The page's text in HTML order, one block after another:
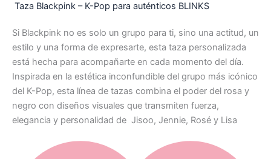
Taza Blackpink – K-Pop para auténticos BLINKS
Si Blackpink no es solo un grupo para ti, sino una actitud, un
estilo y una forma de expresarte, esta taza personalizada
está hecha para acompañarte en cada momento del día.
Inspirada en la estética inconfundible del grupo más icónico
del K-Pop, esta línea de tazas combina el poder del rosa y
negro con diseños visuales que transmiten fuerza,
elegancia y personalidad de Jisoo, Jennie, Rosé y Lisa